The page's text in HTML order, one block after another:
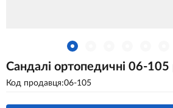
Сандалі ортопедичні 06-
Код продавця:06-105